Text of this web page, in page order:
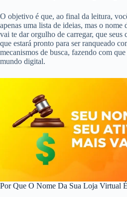
O objetivo é que, ao final da leitura,
apenas uma lista de ideias, mas o
vai te dar orgulho de carregar, que seus
que estará pronto para ser ranqueado
mecanismos de busca, fazendo com
mundo digital.
Por Que O Nome Da Sua Loja Virtual